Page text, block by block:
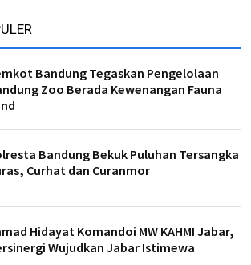
Bandung Tegaskan Pengelolaan
Zoo Berada Kewenangan Fauna
Bandung Bekuk Puluhan Tersangka
Curhat dan Curanmor
Hidayat Komandoi MW KAHMI Jabar,
Wujudkan Jabar Istimewa